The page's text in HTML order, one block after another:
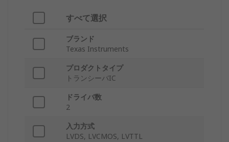
すべて選択
ブランド
Texas Instruments
プロダクトタイプ
トランシーバIC
ドライバ数
2
入力方式
LVDS, LVCMOS, LVTTL